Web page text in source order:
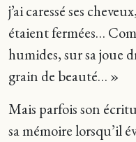
j’ai caressé ses
étaient fermées…
humides, sur sa joue
grain de beauté… »
Mais parfois son
sa mémoire lorsqu’il